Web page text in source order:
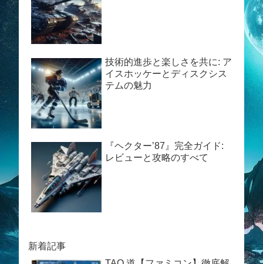
技術的進歩と楽しさを共に: ア
イスホッケーとディスクシス
テムの魅力
『ヘクター’87』完全ガイド:
レビューと攻略のすべて
新着記事